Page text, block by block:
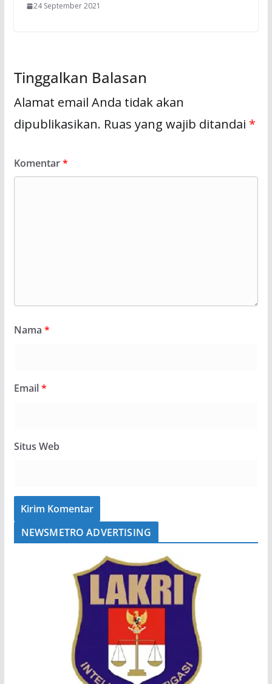
24 September 2021
Tinggalkan Balasan
Alamat email Anda tidak akan
dipublikasikan. Ruas yang wajib ditandai *
Komentar*
Nama *
Email*
Situs Web
NEWSMETRO ADVERTISING